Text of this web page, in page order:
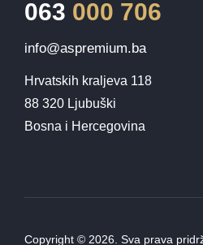
063 000 706
info@aspremium.ba
Hrvatskih kraljeva 118
88 320 Ljubuški
Bosna i Hercegovina
Copyright © 2026. Sva prava